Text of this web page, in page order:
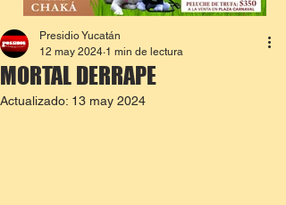
MORTAL DERRAPE
Presidio Yucatán
12 may 2024 1 min de lectura
Actualizado: 13 may 2024